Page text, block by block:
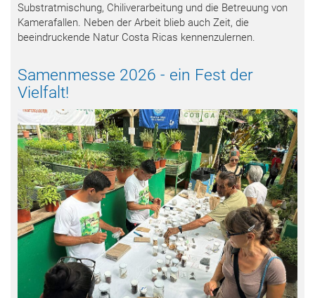
Substratmischung, Chiliverarbeitung und die Betreuung von
Kamerafallen. Neben der Arbeit blieb auch Zeit, die
beeindruckende Natur Costa Ricas kennenzulernen.
Samenmesse 2026 - ein Fest der
Vielfalt!